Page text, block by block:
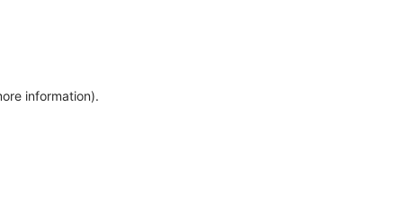
information).